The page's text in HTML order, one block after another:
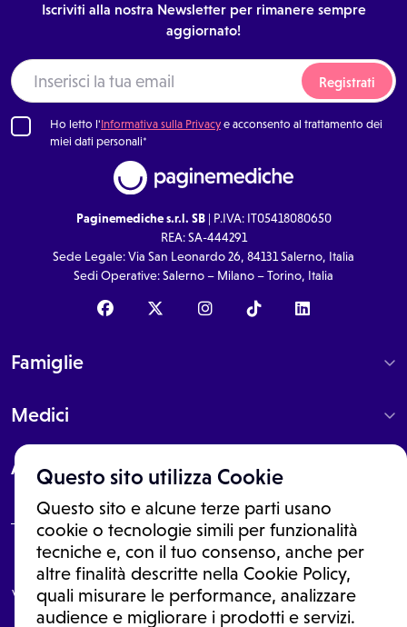
Questo sito utilizza Cookie
Questo sito e alcune terze parti usano
cookie o tecnologie simili per funzionalità
tecniche e, con il tuo consenso, anche per
altre finalità descritte nella Cookie Policy,
quali misurare le performance, analizzare
audience e migliorare i prodotti e servizi.
Iscriviti alla nostra Newsletter per rimanere sempre
aggiornato!
Registrati
Ho letto l'Informativa sulla Privacye acconsento al trattamento dei
miei dati personali*
Paginemediche s.r.l. SB| P.IVA: IT05418080650
REA: SA-444291
Sede Legale: Via San Leonardo 26, 84131 Salerno, Italia
Sedi Operative: Salerno – Milano – Torino, Italia
Famiglie
Medici
About
Le informazioni proposte in questo sito non sono un consulto medico.
In nessun caso, queste informazioni sostituiscono un consulto, una
visita o una diagnosi formulata dal medico. Non si devono considerare
le informazioni disponibili come suggerimenti per la formulazione di
una diagnosi, la determinazione di un trattamento o l'assunzione o